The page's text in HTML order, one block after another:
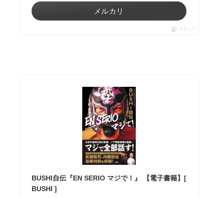
メルカリ
ポチップ
BUSHI自伝『EN SERIO マジで！』 【電子書籍】[
BUSHI ]